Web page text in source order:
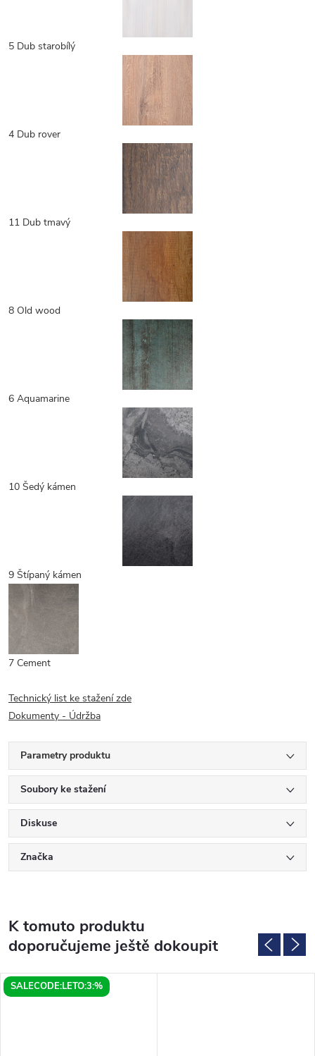
5 Dub starobílý
4 Dub rover
11 Dub tmavý
8 Old wood
6 Aquamarine
10 Šedý kámen
9 Štípaný kámen
7 Cement
Technický list ke stažení zde
Dokumenty - Údržba
Parametry produktu
Soubory ke stažení
Diskuse
Značka
K tomuto produktu
doporučujeme ještě dokoupit
SALECODE:LETO:3:%